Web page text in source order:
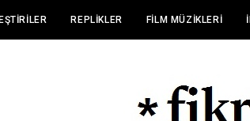
REPLIKLER FILM MÜZIKLERI